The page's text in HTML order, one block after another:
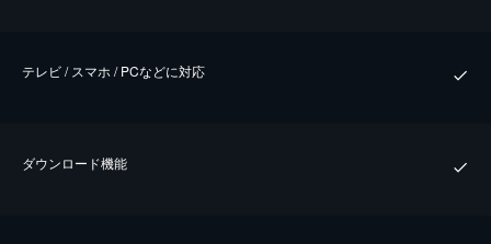
テレビ / スマホ / PCなどに対応
ダウンロード機能